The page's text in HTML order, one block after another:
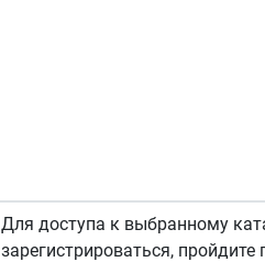
Для доступа к выбранному
зарегистрироваться,